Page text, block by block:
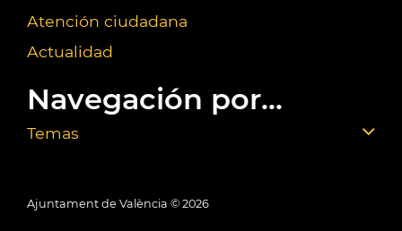
Atención ciudadana
Actualidad
Navegación por...
Temas
Ajuntament de València © 2026